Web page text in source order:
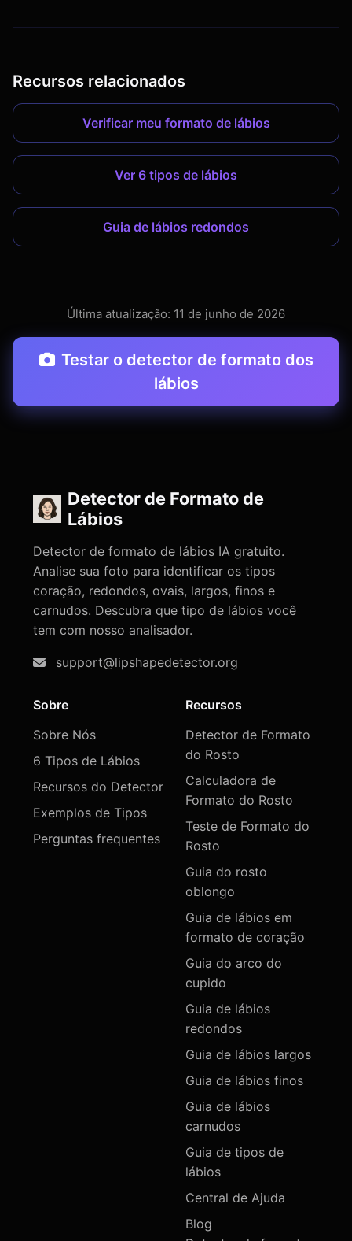
Recursos relacionados
Verificar meu formato de lábios
Ver 6 tipos de lábios
Guia de lábios redondos
Última atualização: 11 de junho de 2026
Testar o detector de formato dos
lábios
Detector de Formato de
Lábios
Detector de formato de lábios IA gratuito.
Analise sua foto para identificar os tipos
coração, redondos, ovais, largos, finos e
carnudos. Descubra que tipo de lábios você
tem com nosso analisador.
support@lipshapedetector.org
Sobre
Sobre Nós
6 Tipos de Lábios
Recursos do Detector
Exemplos de Tipos
Perguntas frequentes
Recursos
Detector de Formato
do Rosto
Calculadora de
Formato do Rosto
Teste de Formato do
Rosto
Guia do rosto
oblongo
Guia de lábios em
formato de coração
Guia do arco do
cupido
Guia de lábios
redondos
Guia de lábios largos
Guia de lábios finos
Guia de lábios
carnudos
Guia de tipos de
lábios
Central de Ajuda
Blog